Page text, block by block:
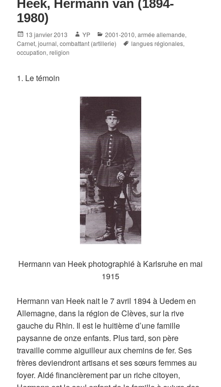
Heek, Hermann van (1894-
1980)
Posted
on
13 janvier 2013 Author
YP Categories
2001-2010,armée allemande,
Carnet, journal,combattant (artillerie) Tags
langues régionales,
occupation,religion
1. Le témoin
Hermann van Heek photographié à Karlsruhe en mai
1915
Hermann van Heek nait le 7 avril 1894 à Uedem en
Allemagne, dans la région de Clèves, sur la rive
gauche du Rhin. Il est le huitième d’une famille
paysanne de onze enfants. Plus tard, son père
travaille comme aiguilleur aux chemins de fer. Ses
frères deviendront artisans et ses sœurs femmes au
foyer. Aidé financièrement par un riche citoyen,